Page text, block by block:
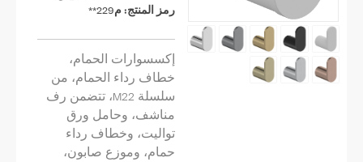
رمز المنتج:م229**
إكسسوارات الحمام،
خطاف رداء الحمام، من
سلسلة M22، تتضمن رف
مناشف، وحامل ورق
تواليت، وخطاف رداء
حمام، وموزع صابون،